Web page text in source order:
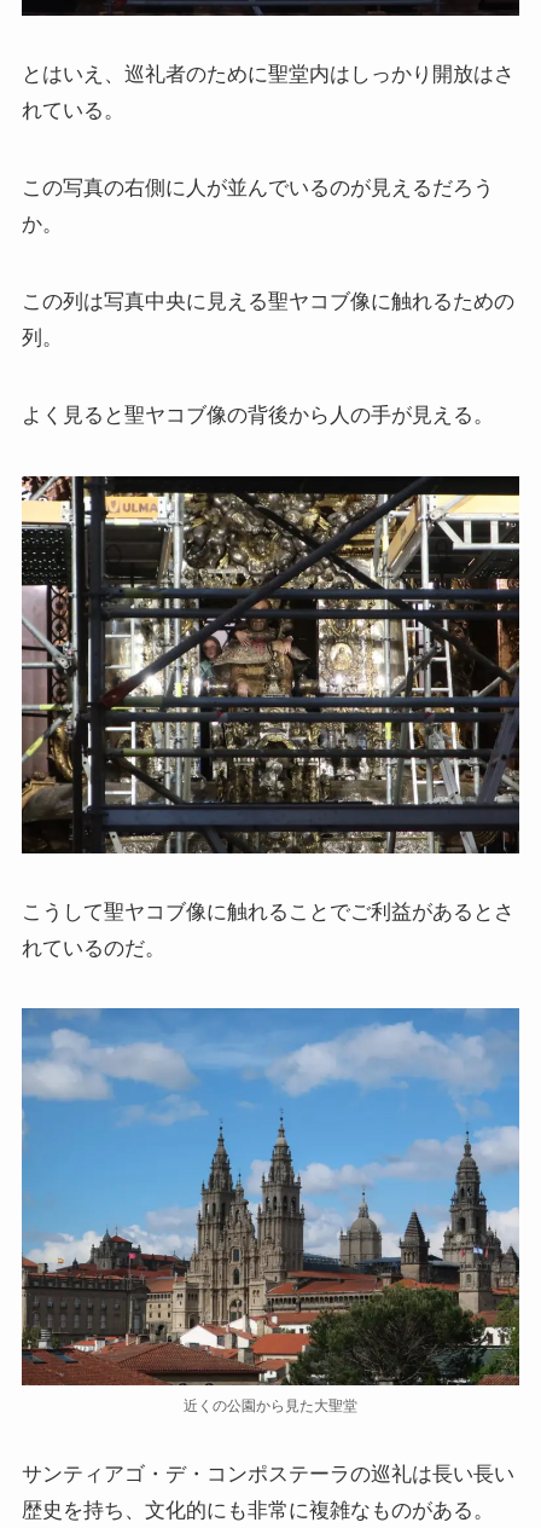
とはいえ、巡礼者のために聖堂内はしっかり開放はさ
れている。
この写真の右側に人が並んでいるのが見えるだろう
か。
この列は写真中央に見える聖ヤコブ像に触れるための
列。
よく見ると聖ヤコブ像の背後から人の手が見える。
こうして聖ヤコブ像に触れることでご利益があるとさ
れているのだ。
近くの公園から見た大聖堂
サンティアゴ・デ・コンポステーラの巡礼は長い長い
歴史を持ち、文化的にも非常に複雑なものがある。